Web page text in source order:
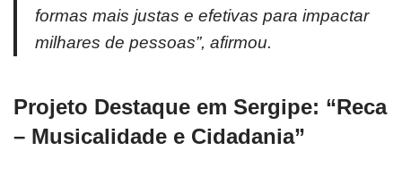
formas mais justas e efetivas para impactar
milhares de pessoas”, afirmou.
Projeto Destaque em Sergipe: “Reca
– Musicalidade e Cidadania”